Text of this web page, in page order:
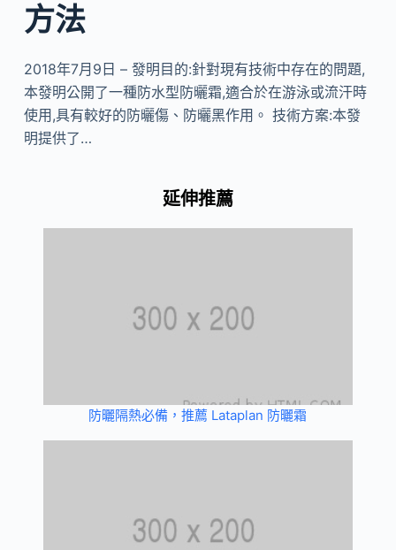
方法
2018年7月9日 – 發明目的:針對現有技術中存在的問題,
本發明公開了一種防水型防曬霜,適合於在游泳或流汗時
使用,具有較好的防曬傷、防曬黑作用。 技術方案:本發
明提供了…
延伸推薦
防曬隔熱必備，推薦 Lataplan 防曬霜